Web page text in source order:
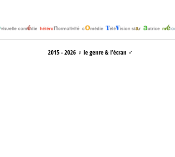
2015 - 2026 ♀ le genre & l’écran ♂